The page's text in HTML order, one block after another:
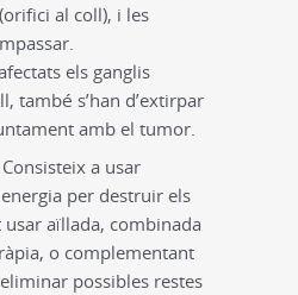
al coll), i les
els ganglis
també s’han d’extirpar
amb el tumor.
Consisteix a usar
per destruir els
aïllada, combinada
o complementant
possibles restes